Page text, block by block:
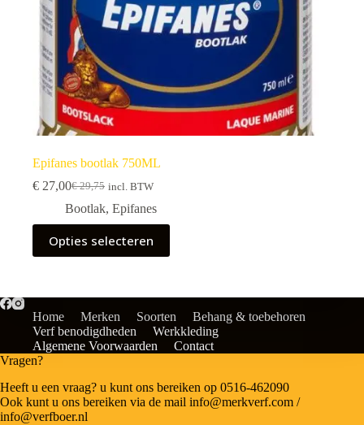
Epifanes bootlak 750ML
€29,75
€ 27,00 incl. BTW
Bootlak, Epifanes
Opties selecteren
Home Merken Soorten
Behang & toebehoren
Verf benodigdheden
Werkkleding
Algemene Voorwaarden
Contact
Vragen?
Heeft u een vraag? u kunt ons bereiken op 0516-462090
Ook kunt u ons bereiken via de mail info@merkverf.com /
info@verfboer.nl